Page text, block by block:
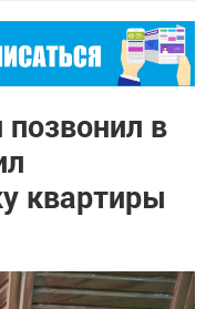
в
квартиры